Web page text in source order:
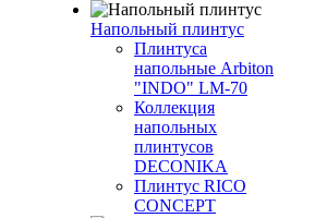
Напольный плинтус
Плинтуса
напольные Arbiton
"INDO" LM-70
Коллекция
напольных
плинтусов
DECONIKA
Плинтус RICO
CONCEPT